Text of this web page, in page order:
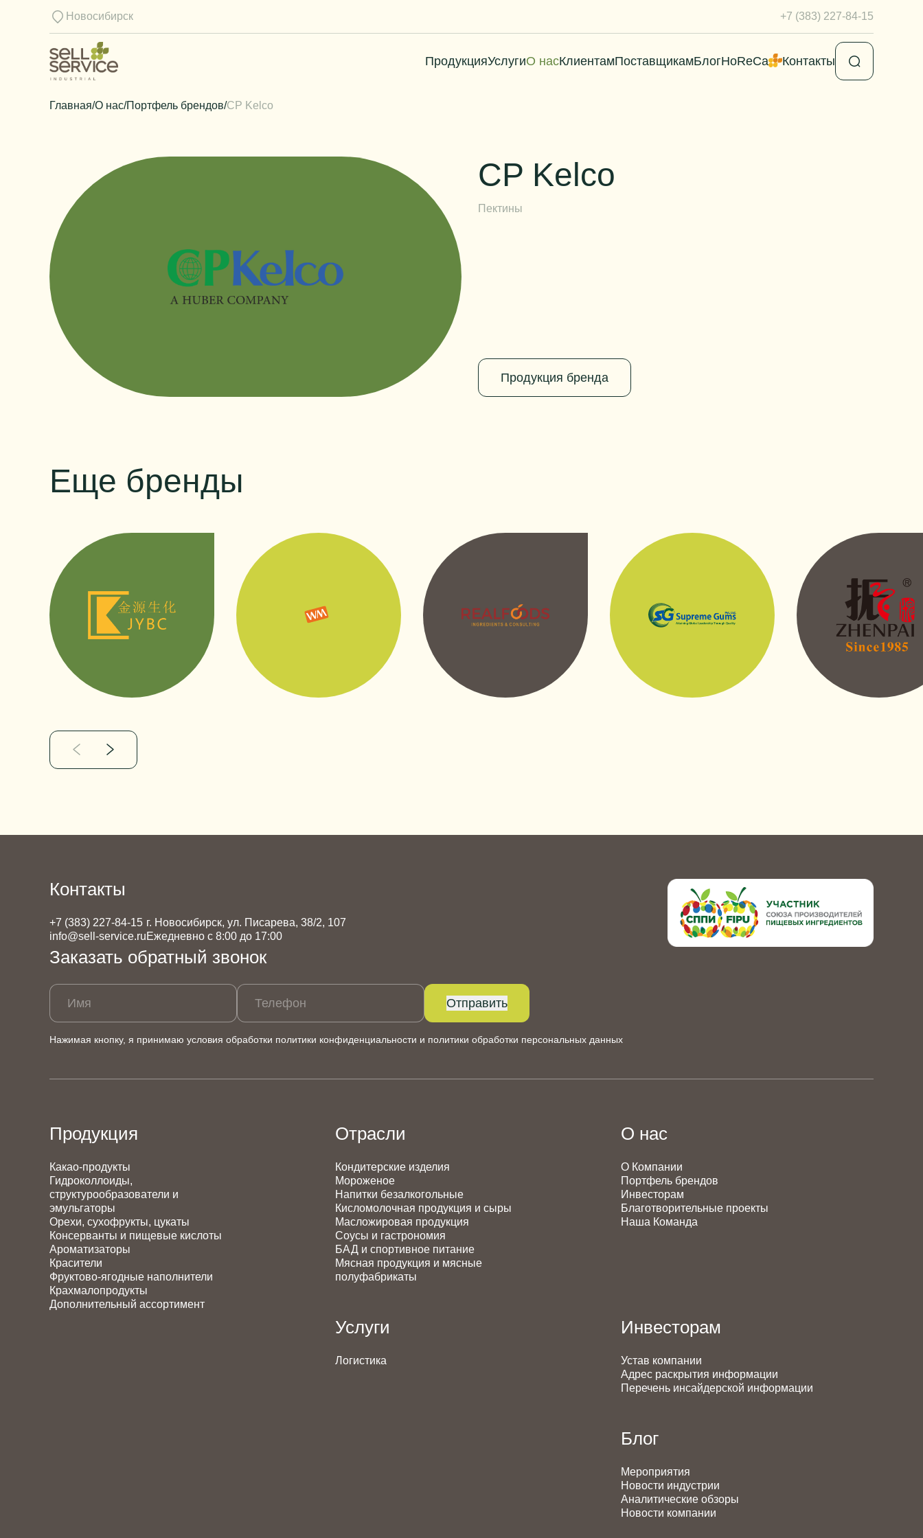
Новосибирск +7 (383) 227-84-15
ПродукцияУслугиО насКлиентамПоставщикамБлогHoReCa Контакты
Главная/О нас/Портфель брендов/CP Kelco
CP Kelco
Пектины
Продукция бренда
Еще бренды
Контакты
+7 (383) 227-84-15
info@sell-service.ru
г. Новосибирск, ул. Писарева, 38/2, 107
Ежедневно с 8:00 до 17:00
Заказать обратный звонок
Имя Телефон Отправить
Нажимая кнопку, я принимаю условия обработки политики конфиденциальности и политики обработки персональных данных
Продукция
Какао-продукты
Гидроколлоиды,
структурообразователи и
эмульгаторы
Орехи, сухофрукты, цукаты
Консерванты и пищевые кислоты
Ароматизаторы
Красители
Фруктово-ягодные наполнители
Крахмалопродукты
Дополнительный ассортимент
Отрасли
Кондитерские изделия
Мороженое
Напитки безалкогольные
Кисломолочная продукция и сыры
Масложировая продукция
Соусы и гастрономия
БАД и спортивное питание
Мясная продукция и мясные
полуфабрикаты
Услуги
Логистика
О нас
О Компании
Портфель брендов
Инвесторам
Благотворительные проекты
Наша Команда
Инвесторам
Устав компании
Адрес раскрытия информации
Перечень инсайдерской информации
Блог
Мероприятия
Новости индустрии
Аналитические обзоры
Новости компании